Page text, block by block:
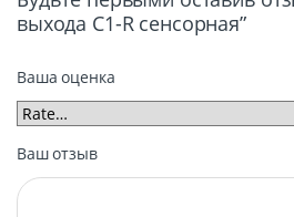
выхода C1-R сенсорная”
Ваша оценка
Ваш отзыв